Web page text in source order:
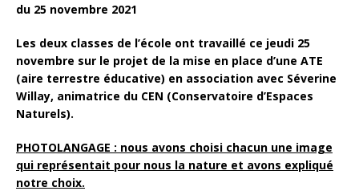
du 25 novembre 2021
Les deux classes de l’école ont travaillé ce jeudi 25
novembre sur le projet de la mise en place d’une ATE
(aire terrestre éducative) en association avec Séverine
Willay, animatrice du CEN (Conservatoire d’Espaces
Naturels).
PHOTOLANGAGE : nous avons choisi chacun une image
qui représentait pour nous la nature et avons expliqué
notre choix.